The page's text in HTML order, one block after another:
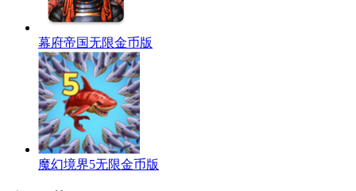
幕府帝国无限金币版
魔幻境界5无限金币版